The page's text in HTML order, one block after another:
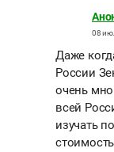
08
Даже
России
очень
всей
изучать